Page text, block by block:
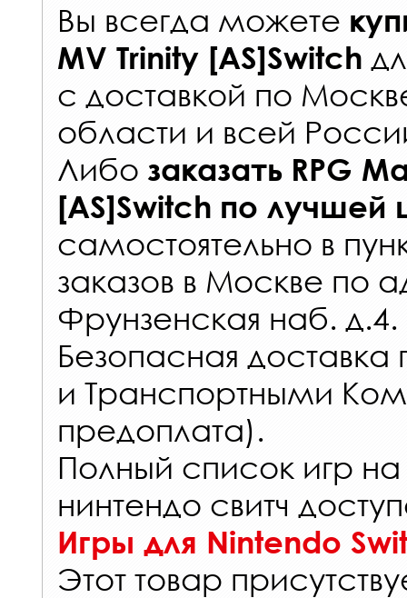
Вы всегда можете
MV Trinity [AS]Switch
с доставкой по
области и всей
Либо заказать RPG
[AS]Switch по лучшей
самостоятельно в
заказов в Москве по
Фрунзенская наб. д.4.
Безопасная
и Транспортными
предоплата).
Полный список игр
нинтендо свитч
Игры для Nintendo
Этот товар